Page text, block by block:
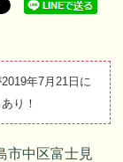
年7月21日に
り！
市中区富士見